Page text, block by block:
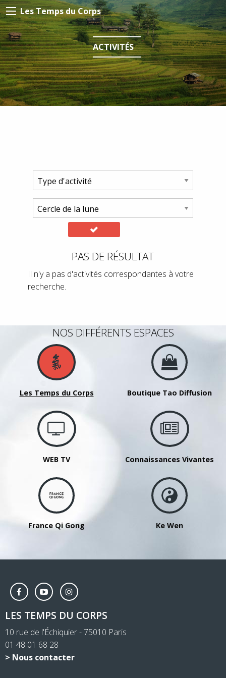
Les Temps du Corps
ACTIVITÉS
PAS DE RÉSULTAT
Il n'y a pas d'activités correspondantes à votre
recherche.
NOS DIFFÉRENTS ESPACES
Les Temps du Corps Boutique Tao Diffusion
WEB TV Connaissances Vivantes
France Qi Gong Ke Wen
LES TEMPS DU CORPS
10 rue de l'Échiquier - 75010 Paris
01 48 01 68 28
> Nous contacter